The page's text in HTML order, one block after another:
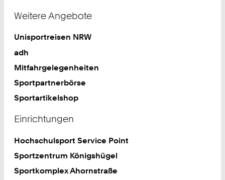
Weitere Angebote
Unisportreisen NRW
adh
Mitfahrgelegenheiten
Sportpartnerbörse
Sportartikelshop
Einrichtungen
Hochschulsport Service Point
Sportzentrum Königshügel
Sportkomplex Ahornstraße